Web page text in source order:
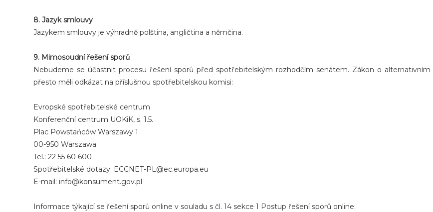
8. Jazyk smlouvy
Jazykem smlouvy je výhradně polština, angličtina a němčina.
9. Mimosoudní řešení sporů
Nebudeme se účastnit procesu řešení sporů před spotřebitelským rozhodčím senátem. Zákon o
přesto měli odkázat na příslušnou spotřebitelskou komisi:
Evropské spotřebitelské centrum
Konferenční centrum UOKiK, s. 1.5.
Plac Powstańców Warszawy 1
00-950 Warszawa
Tel.: 22 55 60 600
Spotřebitelské dotazy: ECCNET-PL@ec.europa.eu
E-mail: info@konsument.gov.pl
Informace týkající se řešení sporů online v souladu s čl. 14 sekce 1 Postup řešení sporů online: